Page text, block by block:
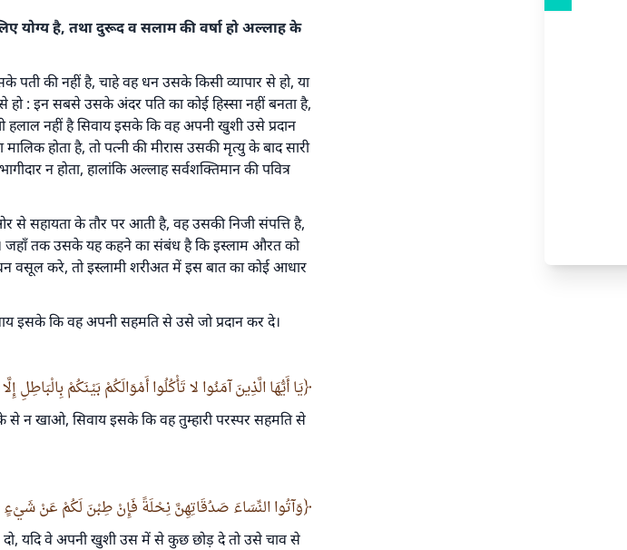
योग्य है, तथा दुरूद व सलाम की वर्षा हो अल्लाह के
पती की नहीं है, चाहे वह धन उसके किसी व्यापार से हो, या
से हो : इन सबसे उसके अंदर पति का कोई हिस्सा नहीं बनता है,
नहीं है सिवाय इसके कि वह अपनी खुशी उसे प्रदान
होता है, तो पत्नी की मीरास उसकी मृत्यु के बाद सारी
न होता, हालांकि अल्लाह सर्वशक्तिमान की पवित्र
से सहायता के तौर पर आती है, वह उसकी निजी संपत्ति है,
जहाँ तक उसके यह कहने का संबंध है कि इस्लाम औरत को
वसूल करे, तो इस्लामी शरीअत में इस बात का कोई आधार
इसके कि वह अपनी सहमति से उसे जो प्रदान कर दे।
يَا أَيُّهَا الَّذِينَ آمَنُوا لا تَأْكُلُوا أَمْوَالَكُمْ بَيْنَكُمْ
न खाओ, सिवाय इसके कि वह तुम्हारी परस्पर सहमति से
وَآتُوا النِّسَاءَ صَدُقَاتِهِنَّ نِحْلَةً فَإِنْ طِبْنَ لَكُمْ عَنْ شَيْءٍ
दो, यदि वे अपनी खुशी उस में से कुछ छोड़ दे तो उसे चाव से
ने एक शादी बचाई।.
देने में हमारी सहायता करें
अलैहि व सल्लम ने फरमाया :
लिए उस भलाई के करने वाले के समान प्रतिफल
है।''